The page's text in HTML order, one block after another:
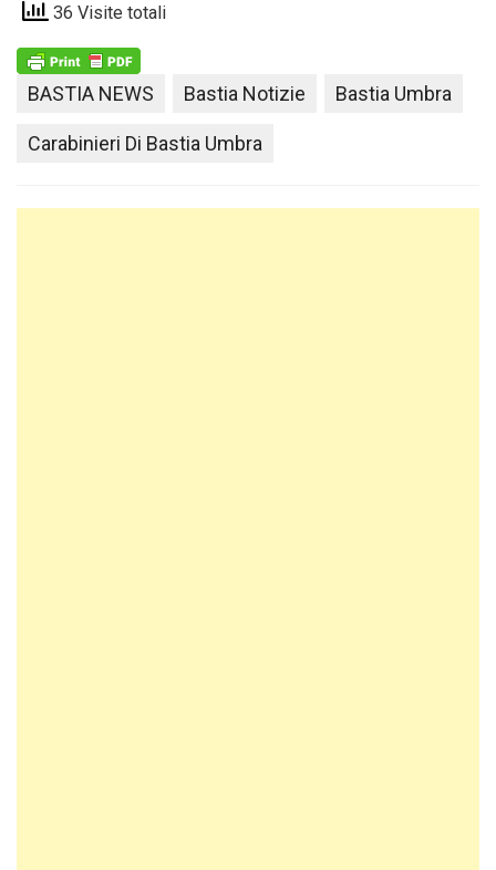
36 Visite totali
BASTIA NEWS Bastia Notizie Bastia Umbra
Carabinieri Di Bastia Umbra